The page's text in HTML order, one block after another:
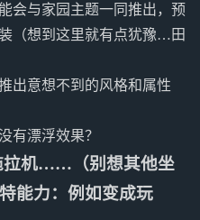
会与家园主题一同推出，预
（想到这里就有点犹豫…田
出意想不到的风格和属性
有漂浮效果？
拉机……（别想其他坐
能力：例如变成玩